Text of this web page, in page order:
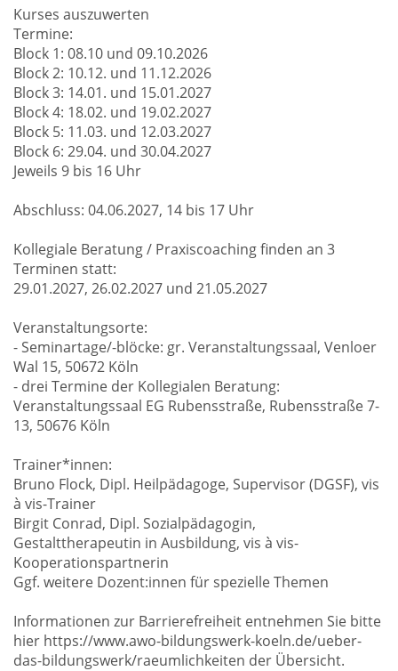
Kurses auszuwerten
Termine:
Block 1: 08.10 und 09.10.2026
Block 2: 10.12. und 11.12.2026
Block 3: 14.01. und 15.01.2027
Block 4: 18.02. und 19.02.2027
Block 5: 11.03. und 12.03.2027
Block 6: 29.04. und 30.04.2027
Jeweils 9 bis 16 Uhr
Abschluss: 04.06.2027, 14 bis 17 Uhr
Kollegiale Beratung / Praxiscoaching finden an 3
Terminen statt:
29.01.2027, 26.02.2027 und 21.05.2027
Veranstaltungsorte:
- Seminartage/-blöcke: gr. Veranstaltungssaal, Venloer
Wal 15, 50672 Köln
- drei Termine der Kollegialen Beratung:
Veranstaltungssaal EG Rubensstraße, Rubensstraße 7-
13, 50676 Köln
Trainer*innen:
Bruno Flock, Dipl. Heilpädagoge, Supervisor (DGSF), vis
à vis-Trainer
Birgit Conrad, Dipl. Sozialpädagogin,
Gestalttherapeutin in Ausbildung, vis à vis-
Kooperationspartnerin
Ggf. weitere Dozent:innen für spezielle Themen
Informationen zur Barrierefreiheit entnehmen Sie bitte
hier https://www.awo-bildungswerk-koeln.de/ueber-
das-bildungswerk/raeumlichkeiten der Übersicht.